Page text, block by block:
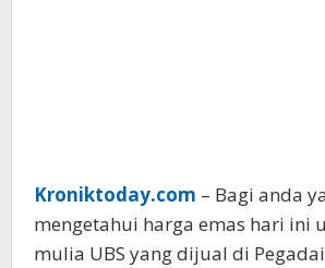
Kroniktoday.com – Bagi anda
mengetahui harga emas hari ini
mulia UBS yang dijual di